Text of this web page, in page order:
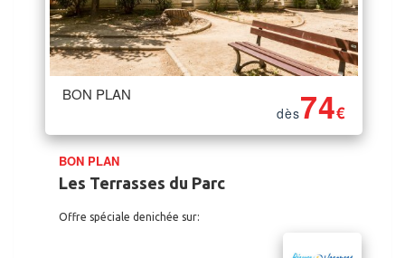
BON PLAN
dès74€
BON PLAN
Les Terrasses du Parc
Offre spéciale denichée sur: